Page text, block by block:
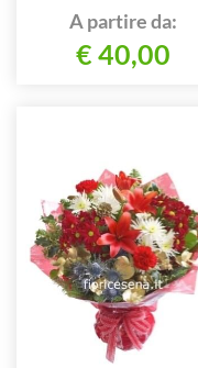
A partire da:
€ 40,00